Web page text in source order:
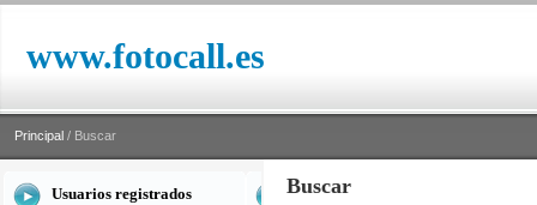
www.fotocall.es
Principal / Buscar
Usuarios registrados Buscar